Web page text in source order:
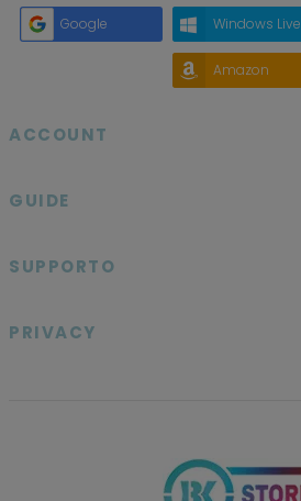
Google Windows Live
Amazon
ACCOUNT
GUIDE
SUPPORTO
PRIVACY